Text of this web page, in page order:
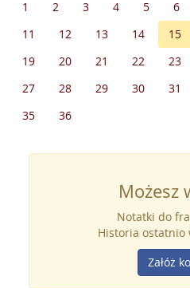
1 2 3 4 5 6
11
12 13 14 15
19
20 21 22 23
27
28 29 30 31
35
36
Możesz
Notatki do
Historia ostatnio
Załóż